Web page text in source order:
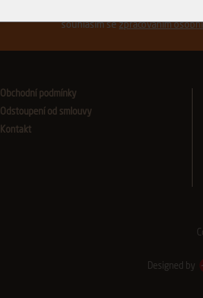
souhlasím sezpracováním
Obchodní podmínky
Odstoupení od smlouvy
Kontakt
Designed by